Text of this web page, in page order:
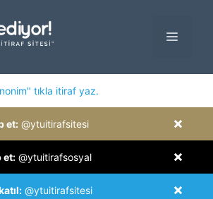
MENÜ
tıkla itiraf yaz.
×
et: @ytuitirafsitesi
×
et: @ytuitirafsosyal
×
@ytuitirafsitesi